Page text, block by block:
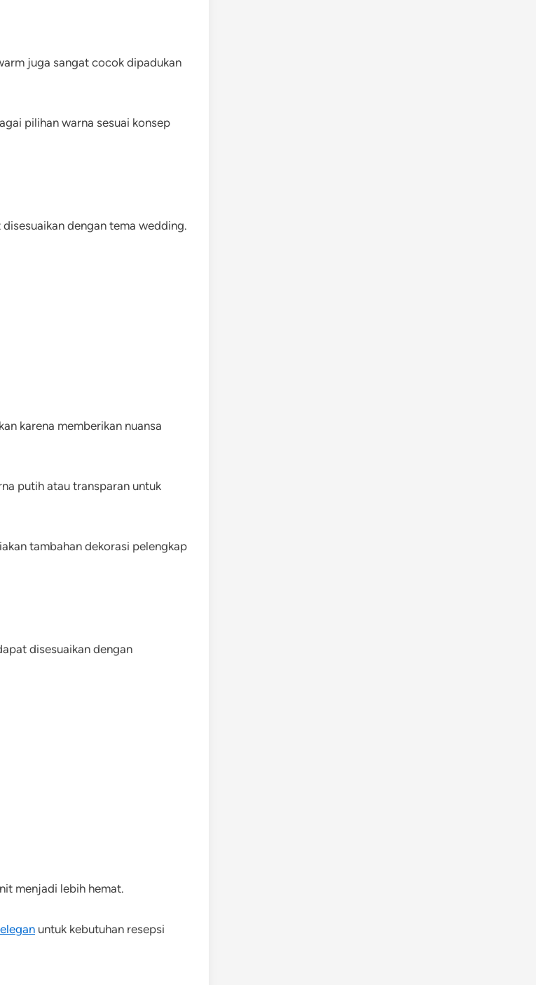
juga sangat cocok dipadukan
pilihan warna sesuai konsep
dengan tema wedding.
karena memberikan nuansa
putih atau transparan untuk
tambahan dekorasi pelengkap
disesuaikan dengan
menjadi lebih hemat.
untuk kebutuhan resepsi